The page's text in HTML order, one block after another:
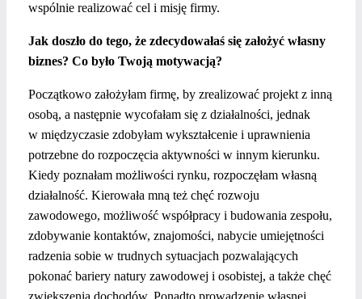
wspólnie realizować cel i misję firmy.
Jak doszło do tego, że zdecydowałaś się założyć własny
biznes? Co było Twoją motywacją?
Początkowo założyłam firmę, by zrealizować projekt z inną
osobą, a następnie wycofałam się z działalności, jednak
w międzyczasie zdobyłam wykształcenie i uprawnienia
potrzebne do rozpoczęcia aktywności w innym kierunku.
Kiedy poznałam możliwości rynku, rozpoczęłam własną
działalność. Kierowała mną też chęć rozwoju
zawodowego, możliwość współpracy i budowania zespołu,
zdobywanie kontaktów, znajomości, nabycie umiejętności
radzenia sobie w trudnych sytuacjach pozwalających
pokonać bariery natury zawodowej i osobistej, a także chęć
zwiększenia dochodów. Ponadto prowadzenie własnej